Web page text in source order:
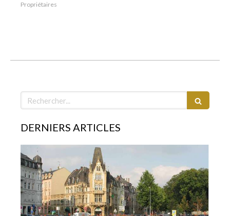
Propriétaires
Rechercher
DERNIERS ARTICLES